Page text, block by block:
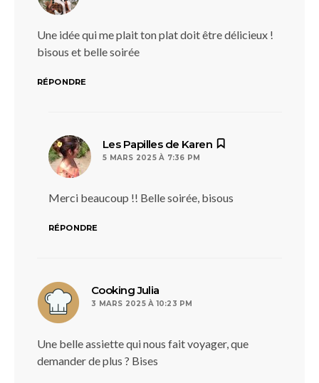
Une idée qui me plait ton plat doit être délicieux !
bisous et belle soirée
RÉPONDRE
Les Papilles de Karen
5 MARS 2025 À 7:36 PM
Merci beaucoup !! Belle soirée, bisous
RÉPONDRE
Cooking Julia
3 MARS 2025 À 10:23 PM
Une belle assiette qui nous fait voyager, que
demander de plus ? Bises